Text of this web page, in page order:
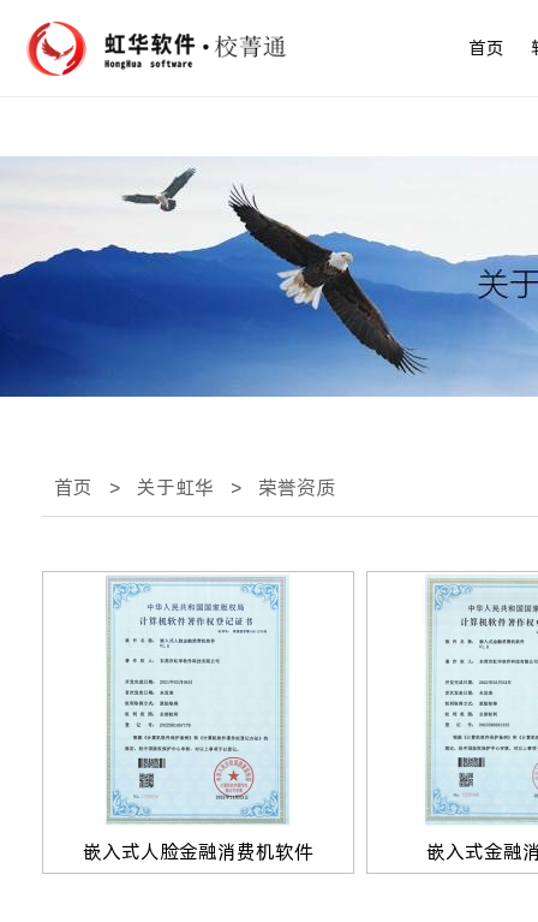
首页
首页 > 关于虹华 > 荣誉资质
嵌入式人脸金融消费机软件 嵌入式金融